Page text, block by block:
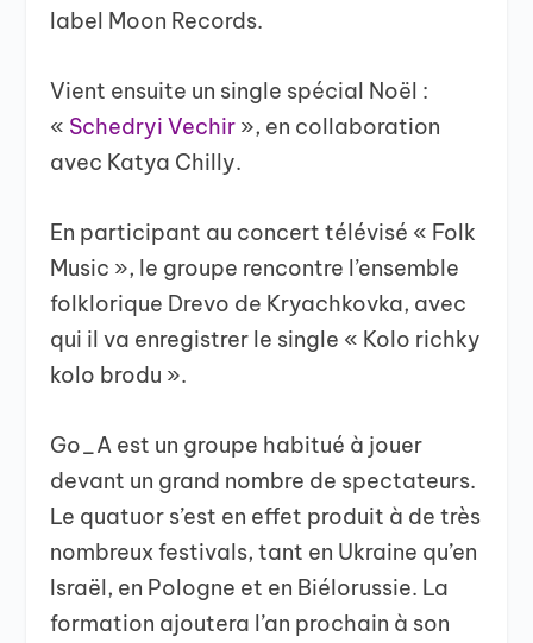
label Moon Records.
Vient ensuite un single spécial Noël :
« Schedryi Vechir », en collaboration
avec Katya Chilly.
En participant au concert télévisé « Folk
Music », le groupe rencontre l’ensemble
folklorique Drevo de Kryachkovka, avec
qui il va enregistrer le single « Kolo richky
kolo brodu ».
Go_A est un groupe habitué à jouer
devant un grand nombre de spectateurs.
Le quatuor s’est en effet produit à de très
nombreux festivals, tant en Ukraine qu’en
Israël, en Pologne et en Biélorussie. La
formation ajoutera l’an prochain à son